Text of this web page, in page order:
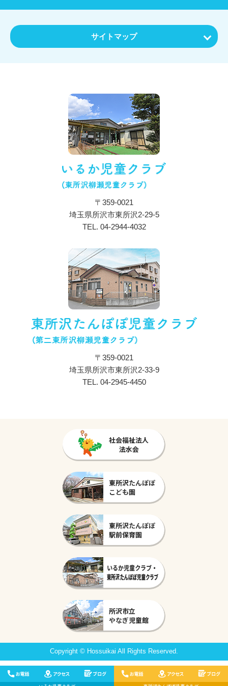
サイトマップ
特色・教育内容
施設について
保育目標・コンセプト
施設・設備紹介
アクセス
プライバシーポリシー
〒359-0021
埼玉県所沢市東所沢2-29-5
TEL. 04-2944-4032
〒359-0021
埼玉県所沢市東所沢2-33-9
TEL. 04-2945-4450
Copyright © Hossuikai All Rights Reserved.